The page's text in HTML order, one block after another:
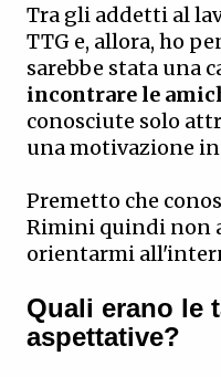
Tra gli addetti al
TTG e, allora, ho
sarebbe stata una
incontrare le
conosciute solo
una motivazione
Premetto che
Rimini quindi non
orientarmi
Quali erano le
aspettative?